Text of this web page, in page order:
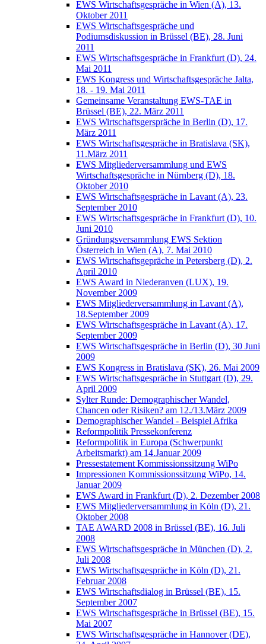
EWS Wirtschaftsgespräche in Wien (A), 13.
Oktober 2011
EWS Wirtschaftsgespräche und
Podiumsdiskussion in Brüssel (BE), 28. Juni
2011
EWS Wirtschaftsgespräche in Frankfurt (D), 24.
Mai 2011
EWS Kongress und Wirtschaftsgespräche Jalta,
18. - 19. Mai 2011
Gemeinsame Veranstaltung EWS-TAE in
Brüssel (BE), 22. März 2011
EWS Wirtschaftsgerspräche in Berlin (D), 17.
März 2011
EWS Wirtschaftsgespräche in Bratislava (SK),
11.März 2011
EWS Mitgliederversammlung und EWS
Wirtschaftsgespräche in Nürnberg (D), 18.
Oktober 2010
EWS Wirtschaftsgespräche in Lavant (A), 23.
September 2010
EWS Wirtschaftsgespräche in Frankfurt (D), 10.
Juni 2010
Gründungsversammlung EWS Sektion
Österreich in Wien (A), 7. Mai 2010
EWS Wirtschaftsgepräche in Petersberg (D), 2.
April 2010
EWS Award in Niederanven (LUX), 19.
November 2009
EWS Mitgliederversammlung in Lavant (A),
18.September 2009
EWS Wirtschaftsgespräche in Lavant (A), 17.
September 2009
EWS Wirtschaftsgespräche in Berlin (D), 30 Juni
2009
EWS Kongress in Bratislava (SK), 26. Mai 2009
EWS Wirtschaftsgespräche in Stuttgart (D), 29.
April 2009
Sylter Runde: Demographischer Wandel,
Chancen oder Risiken? am 12./13.März 2009
Demographischer Wandel - Beispiel Afrika
Reformpolitik Pressekonferenz
Reformpolitik in Europa (Schwerpunkt
Arbeitsmarkt) am 14.Januar 2009
Pressestatement Kommissionssitzung WiPo
Impressionen Kommissionssitzung WiPo, 14.
Januar 2009
EWS Award in Frankfurt (D), 2. Dezember 2008
EWS Mitgliederversammlung in Köln (D), 21.
Oktober 2008
TAE AWARD 2008 in Brüssel (BE), 16. Juli
2008
EWS Wirtschaftsgespräche in München (D), 2.
Juli 2008
EWS Wirtschaftsgespräche in Köln (D), 21.
Februar 2008
EWS Wirtschaftsdialog in Brüssel (BE), 15.
September 2007
EWS Wirtschaftsgespräche in Brüssel (BE), 15.
Mai 2007
EWS Wirtschaftsgespräche in Hannover (DE),